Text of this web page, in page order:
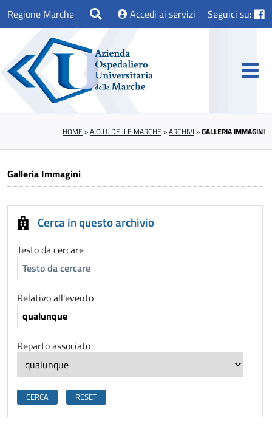
Regione Marche Accedi ai servizi Seguici su:
HOME »A.O.U. DELLE MARCHE »ARCHIVI »GALLERIA IMMAGINI
Galleria Immagini
Cerca in questo archivio
Testo da cercare
Relativo all'evento
Reparto associato